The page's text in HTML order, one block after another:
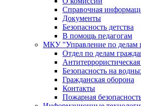
Справочная
Документы
Безопасность детства
В помощь педагогам
МКУ "Управление по делам
Отдел по делам
Антитеррористическая
Безопасность на
Гражданская оборона
Контакты
Пожарная